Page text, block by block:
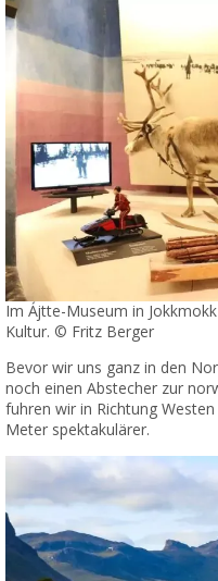
Im Ájtte-Museum in
Kultur. © Fritz Berger
Bevor wir uns ganz in den
noch einen Abstecher zur
fuhren wir in Richtung
Meter spektakulärer.